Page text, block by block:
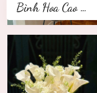
Bình Hoa Cao Cấp